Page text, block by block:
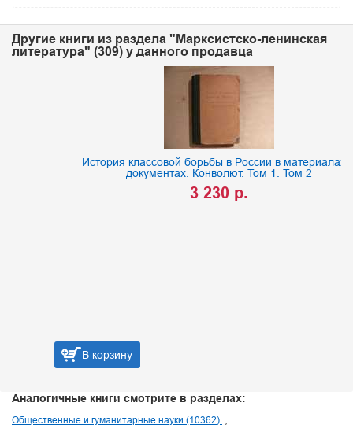
Другие книги из раздела "Марксистско-ленинская
литература" (309) у данного продавца
История классовой борьбы в России в материалах и
документах. Конволют. Том 1. Том 2
3 230 р.
В корзину
Аналогичные книги смотрите в разделах:
Общественные и гуманитарные науки (10362)